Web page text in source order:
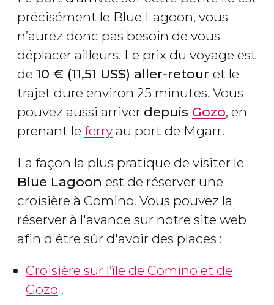
précisément le Blue Lagoon, vous
n’aurez donc pas besoin de vous
déplacer ailleurs. Le prix du voyage est
de 10 € (11,51 US$) aller-retour et le
trajet dure environ 25 minutes. Vous
pouvez aussi arriver depuis Gozo, en
prenant le ferry au port de Mgarr.
La façon la plus pratique de visiter le
Blue Lagoon est de réserver une
croisière à Comino. Vous pouvez la
réserver à l'avance sur notre site web
afin d'être sûr d'avoir des places :
Croisière sur l’île de Comino et de
Gozo .